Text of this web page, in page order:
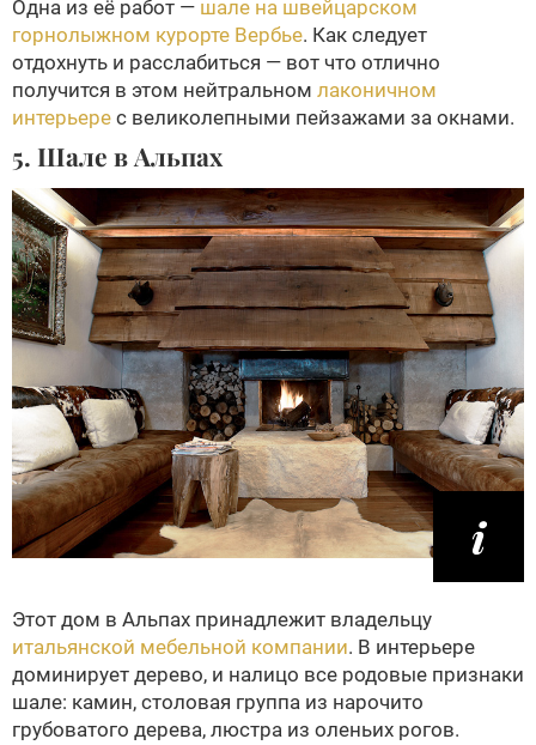
Одна из её работ — шале на швейцарском
горнолыжном курорте Вербье. Как следует
отдохнуть и расслабиться — вот что отлично
получится в этом нейтральном лаконичном
интерьере с великолепными пейзажами за окнами.
5. Шале в Альпах
Этот дом в Альпах принадлежит владельцу
итальянской мебельной компании. В интерьере
доминирует дерево, и налицо все родовые признаки
шале: камин, столовая группа из нарочито
грубоватого дерева, люстра из оленьих рогов.